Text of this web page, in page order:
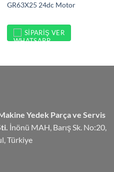
GR63X25 24dc Motor
SIPARIŞ VER
Yedek Parça ve Servis
İnönü MAH, Barış Sk. No:20,
Türkiye